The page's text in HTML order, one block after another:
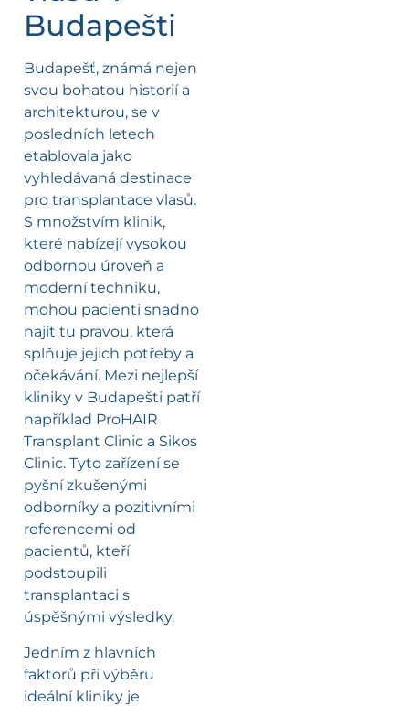
Budapešti
Budapešť, známá nejen
svou bohatou historií a
architekturou, se v
posledních letech
etablovala jako
vyhledávaná destinace
pro transplantace vlasů.
S množstvím klinik,
které nabízejí vysokou
odbornou úroveň a
moderní techniku,
mohou pacienti snadno
najít tu pravou, která
splňuje jejich potřeby a
očekávání. Mezi nejlepší
kliniky v Budapešti patří
například ProHAIR
Transplant Clinic a Sikos
Clinic. Tyto zařízení se
pyšní zkušenými
odborníky a pozitivními
referencemi od
pacientů, kteří
podstoupili
transplantaci s
úspěšnými výsledky.
Jedním z hlavních
faktorů při výběru
ideální kliniky je